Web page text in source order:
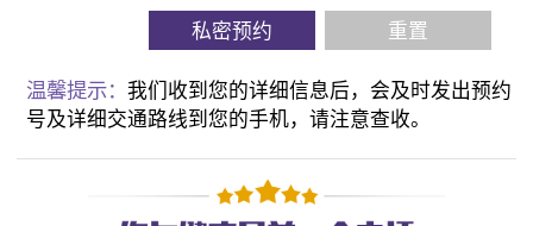
私密预约 重置
温馨提示：我们收到您的详细信息后，会及时发出预约
号及详细交通路线到您的手机，请注意查收。